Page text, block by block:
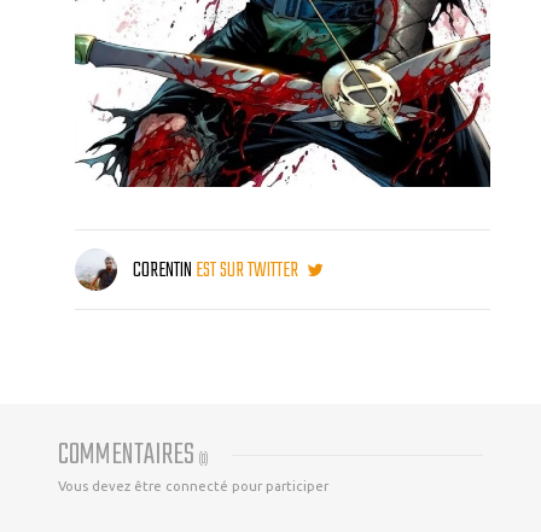
CORENTINEST SUR TWITTER
COMMENTAIRES (0)
Vous devez être connecté pour participer